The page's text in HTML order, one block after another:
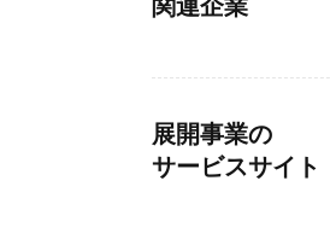
関連企業
展開事業の
サービスサイト